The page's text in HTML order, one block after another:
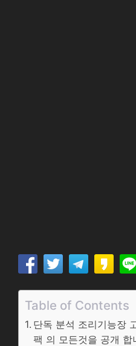
Table of Contents
단독 분석 조리기능장
팩 의 모든것을 공개 합